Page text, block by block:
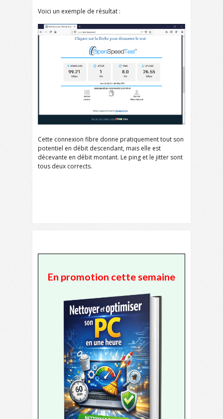
Voici un exemple de résultat :
Cette connexion fibre donne pratiquement tout son
potentiel en débit descendant, mais elle est
décevante en débit montant. Le ping et le jitter sont
tous deux corrects.
En promotion cette semaine